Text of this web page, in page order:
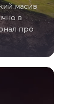
в
про